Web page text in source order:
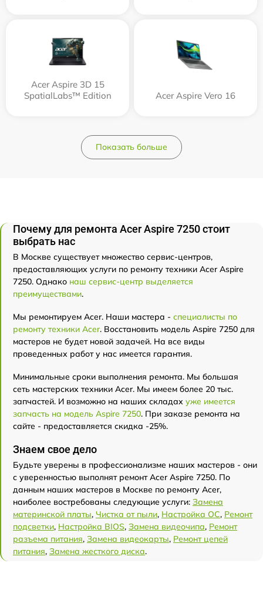
Acer Aspire 3D 15
SpatialLabs™ Edition
Acer Aspire Vero 16
Показать больше
Почему для ремонта Acer Aspire 7250 стоит
выбрать нас
В Москве существует множество сервис-центров,
предоставляющих услуги по ремонту техники Acer Aspire
7250. Однако наш сервис-центр выделяется
преимуществами.
Мы ремонтируем Acer. Наши мастера - специалисты по
ремонту техники Acer. Восстановить модель Aspire 7250 для
мастеров не будет новой задачей. На все виды
проведенных работ у нас имеется гарантия.
Минимальные сроки выполнения ремонта. Мы большая
сеть мастерских техники Acer. Мы имеем более 20 тыс.
запчастей. И возможно на наших складах уже имеется
запчасть на модель Aspire 7250. При заказе ремонта на
сайте - предоставляется скидка -25%.
Знаем свое дело
Будьте уверены в профессионализме наших мастеров - они
с уверенностью выполнят ремонт Acer Aspire 7250. По
данным наших мастеров в Москве по ремонту Acer,
наиболее востребованы следующие услуги: Замена
материнской платы, Чистка от пыли, Настройка ОС, Ремонт
подсветки, Настройка BIOS, Замена видеочипа, Ремонт
разъема питания, Замена видеокарты, Ремонт цепей
питания, Замена жесткого диска.